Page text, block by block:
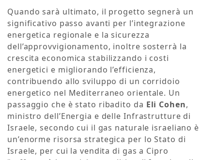
Quando sarà ultimato, il progetto segnerà un
significativo passo avanti per l’integrazione
energetica regionale e la sicurezza
dell’approvvigionamento, inoltre sosterrà la
crescita economica stabilizzando i costi
energetici e migliorando l’efficienza,
contribuendo allo sviluppo di un corridoio
energetico nel Mediterraneo orientale. Un
passaggio che è stato ribadito da Eli Cohen,
ministro dell’Energia e delle Infrastrutture di
Israele, secondo cui il gas naturale israeliano è
un’enorme risorsa strategica per lo Stato di
Israele, per cui la vendita di gas a Cipro